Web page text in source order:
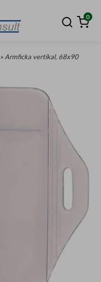
0
» Armficka vertikal, 68x90